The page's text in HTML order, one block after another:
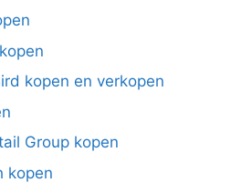
kopen en verkopen
Group kopen
kopen